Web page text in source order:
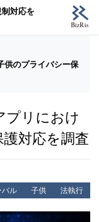
対応を
のプライバシー保
リにおけ
対応を調査
バル 子供 法執行